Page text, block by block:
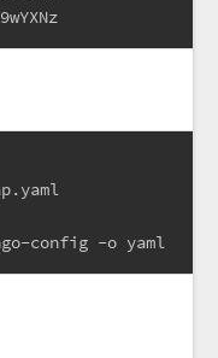
config -o yaml